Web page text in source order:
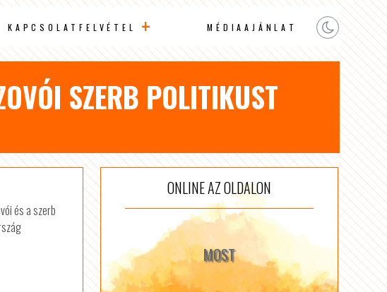
KAPCSOLATFELVÉTEL MÉDIAAJÁNLAT
SZERB POLITIKUST
és a szerb
ONLINE AZ OLDALON
MOST